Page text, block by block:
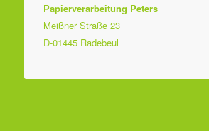
Papierverarbeitung Peters
Meißner Straße 23
D-01445 Radebeul